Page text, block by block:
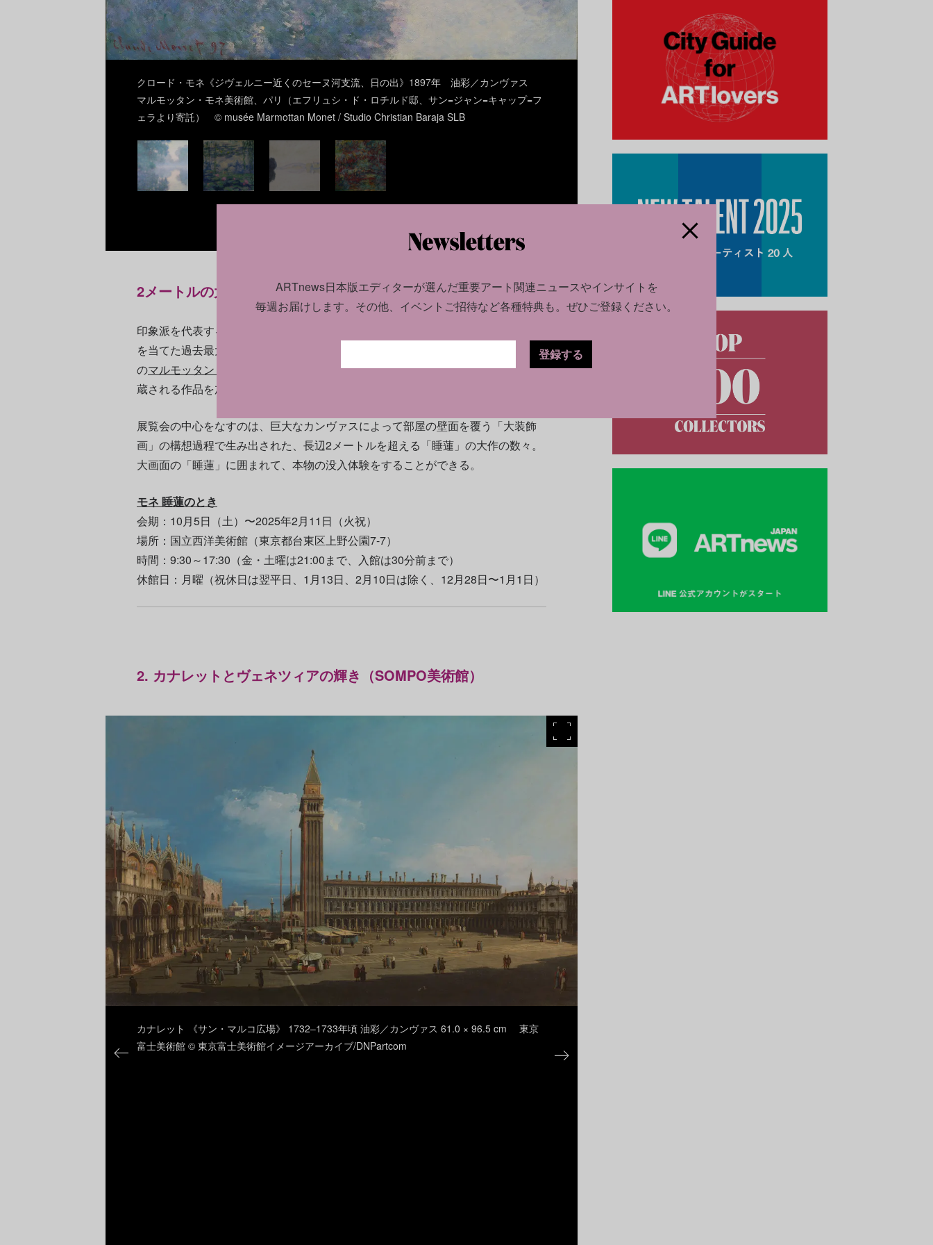
クロード・モネ《ジヴェルニー近くのセーヌ河支流、日の出》1897年 油彩／カンヴァス
マルモッタン・モネ美術館、パリ（エフリュシ・ド・ロチルド邸、サン=ジャン=キャップ=フ
ェラより寄託） © musée Marmottan Monet / Studio Christian Baraja SLB
2メートルの大作は必見。モネ晩年の創作を64点で回顧
印象派を代表する画家のひとり
を当てた過去最大級の展覧会。本展では、世界最大のモネ作品所蔵数を誇る
のマルモッタン・モネ美術館
の約50点に、国立西洋美術館をはじめ日本各地に所
蔵される作品を加えた、計64点を展覧する。
展覧会の中心をなすのは、巨大なカンヴァスによって部屋の壁面を覆う「大装飾
画」の構想過程で生み出された、長辺2メートルを超える「睡蓮」の大作の数々。
大画面の「睡蓮」に囲まれて、本物の没入体験をすることができる。
モネ 睡蓮のとき
会期：10月5日（土）〜2025年2月11日（火祝）
場所：国立西洋美術館（東京都台東区上野公園7-7）
時間：9:30～17:30（金・土曜は21:00まで、入館は30分前まで）
休館日：月曜（祝休日は翌平日、1月13日、2月10日は除く、12月28日〜1月1日）
2. カナレットとヴェネツィアの輝き（SOMPO美術館）
カナレット 《サン・マルコ広場》 1732–1733年頃 油彩／カンヴァス 61.0 × 96.5 cm 東京
富士美術館 © 東京富士美術館イメージアーカイブ/DNPartcom
ARTnews日本版エディターが選んだ重要アート関連ニュースやインサイトを
毎週お届けします。 その他、イベントご招待など各種特典も。ぜひご登録ください。
登録する